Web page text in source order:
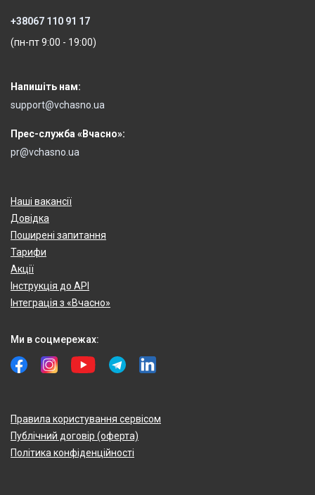
+38067 110 91 17
(пн-пт 9:00 - 19:00)
Напишіть нам:
support@vchasno.ua
Прес-служба «Вчасно»:
pr@vchasno.ua
Наші вакансії
Довідка
Поширені запитання
Тарифи
Акції
Інструкція до API
Інтеграція з «Вчасно»
Ми в соцмережах:
Правила користування сервісом
Публічний договір (оферта)
Політика конфіденційності